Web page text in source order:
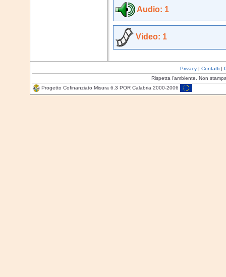
Audio: 1
Video: 1
Privacy| Contatti|
Rispetta l'ambiente. Non
Progetto Cofinanziato Misura 6.3 POR Calabria 2000-2006